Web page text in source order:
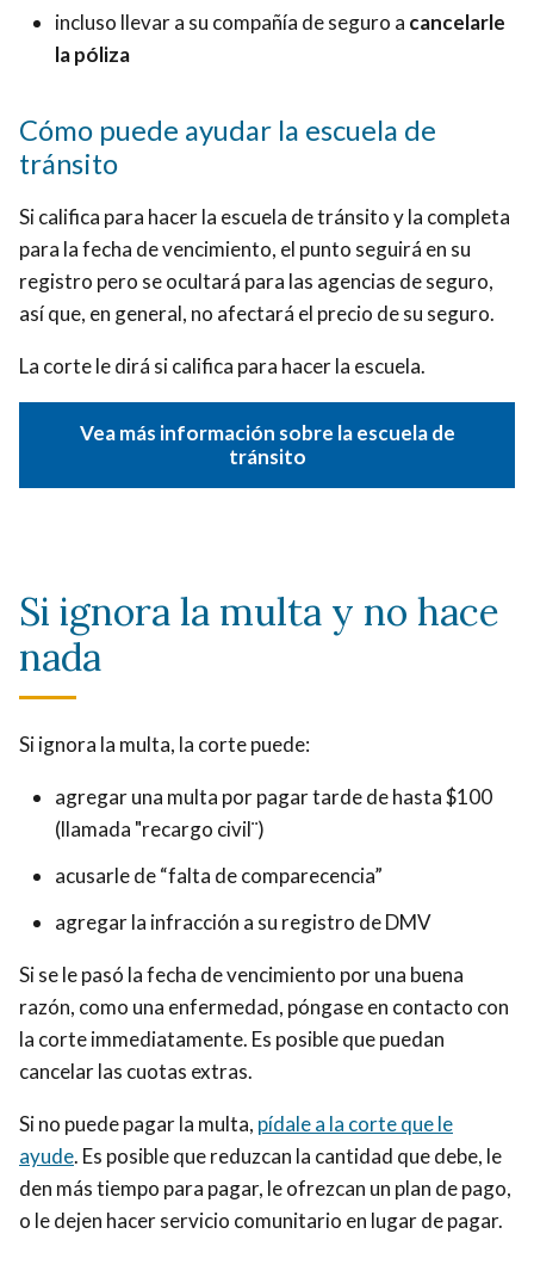
ley.
de
la
disputar
la
multa.
de
de
incluso llevar a su compañía de seguro a cancelarle
la póliza
Cómo puede ayudar la escuela de
tránsito
Si califica para hacer la escuela de tránsito y la completa
para la fecha de vencimiento, el punto seguirá en su
registro pero se ocultará para las agencias de seguro,
así que, en general, no afectará el precio de su seguro.
La corte le dirá si califica para hacer la escuela.
Vea más información sobre la escuela de
tránsito
Si ignora la multa y no hace
nada
Si ignora la multa, la corte puede:
agregar una multa por pagar tarde de hasta $100
(llamada "recargo civil¨)
acusarle de “falta de comparecencia”
agregar la infracción a su registro de DMV
Si se le pasó la fecha de vencimiento por una buena
razón, como una enfermedad, póngase en contacto con
la corte immediatamente. Es posible que puedan
cancelar las cuotas extras.
Si no puede pagar la multa, pídale a la corte que le
ayude. Es posible que reduzcan la cantidad que debe, le
den más tiempo para pagar, le ofrezcan un plan de pago,
o le dejen hacer servicio comunitario en lugar de pagar.
multa,
la
de
manejo.